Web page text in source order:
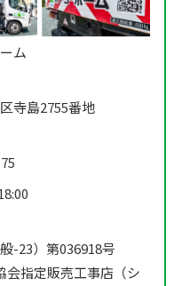
ム
寺島2755番地
-23）第036918号
会指定販売工事店（シ